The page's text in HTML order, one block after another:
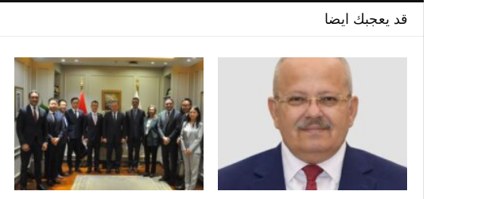
قد يعجبك ايضا